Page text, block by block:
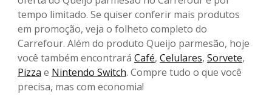
tempo limitado. Se quiser conferir mais produtos
em promoção, veja o folheto completo do
Carrefour. Além do produto Queijo parmesão, hoje
você também encontrará Café, Celulares, Sorvete,
Pizza e Nintendo Switch. Compre tudo o que você
precisa, mas com economia!